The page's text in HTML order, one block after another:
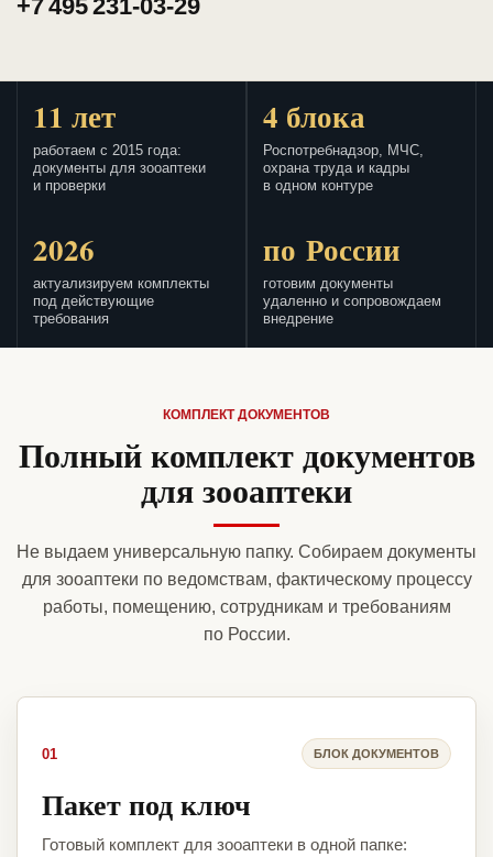
+7 495 231-03-29
11 лет
работаем с 2015 года:
документы для зооаптеки
и проверки
4 блока
Роспотребнадзор, МЧС,
охрана труда и кадры
в одном контуре
2026
актуализируем комплекты
под действующие
требования
по России
готовим документы
удаленно и сопровождаем
внедрение
КОМПЛЕКТ ДОКУМЕНТОВ
Полный комплект документов
для зооаптеки
Не выдаем универсальную папку. Собираем документы
для зооаптеки по ведомствам, фактическому процессу
работы, помещению, сотрудникам и требованиям
по России.
01 БЛОК ДОКУМЕНТОВ
Пакет под ключ
Готовый комплект для зооаптеки в одной папке: